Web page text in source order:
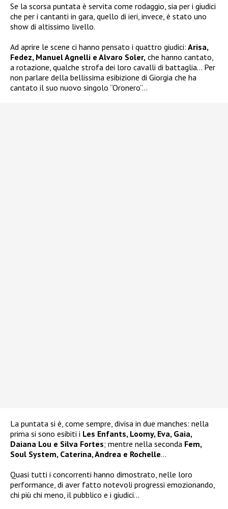
Se la scorsa puntata è servita come rodaggio, sia per i giudici
che per i cantanti in gara, quello di ieri, invece, è stato uno
show di altissimo livello.
Ad aprire le scene ci hanno pensato i quattro giudici: Arisa,
Fedez, Manuel Agnelli e Alvaro Soler, che hanno cantato,
a rotazione, qualche strofa dei loro cavalli di battaglia… Per
non parlare della bellissima esibizione di Giorgia che ha
cantato il suo nuovo singolo “Oronero”…
La puntata si è, come sempre, divisa in due manches: nella
prima si sono esibiti i Les Enfants, Loomy, Eva, Gaia,
Daiana Lou e Silva Fortes; mentre nella seconda Fem,
Soul System, Caterina, Andrea e Rochelle…
Quasi tutti i concorrenti hanno dimostrato, nelle loro
performance, di aver fatto notevoli progressi emozionando,
chi più chi meno, il pubblico e i giudici…